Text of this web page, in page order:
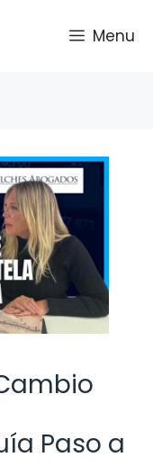
Menu
Paso a